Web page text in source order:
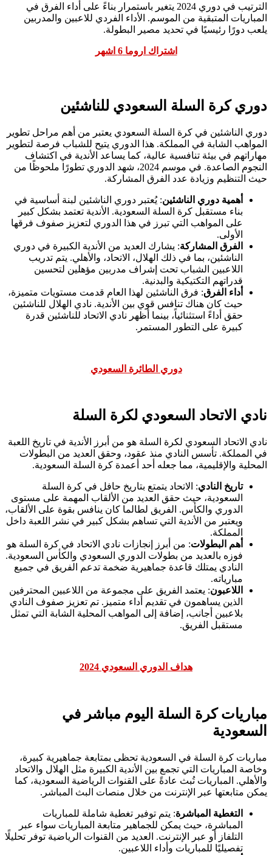
الترتيب في دوري 2024 يتغير باستمرار بناءً على أداء الفرق في
المباريات المتبقية من الموسم. الأداء الفردي للاعبين والمدربين
يلعب دورًا رئيسيًا في تحديد مصير البطولة.
اشتراك اروما 6 اشهر
دوري كرة السلة السعودي للناشئين
دوري الناشئين في كرة السلة السعودي يعتبر من أهم مراحل تطوير
المواهب الشابة في المملكة. هذا الدوري يتيح للشباب فرصة لتطوير
مهاراتهم في بيئة تنافسية عالية، كما يساعد الأندية في اكتشاف
النجوم الصاعدة. في موسم 2024، شهد الدوري تطورًا ملحوظًا من
حيث التنظيم وزيادة عدد الفرق المشاركة.
أهمية دوري الناشئين: يُعتبر دوري الناشئين لبنة أساسية في
بناء مستقبل كرة السلة السعودية. الأندية تعتمد بشكل كبير
على المواهب التي تبرز في هذا الدوري لتعزيز صفوف فرقها
الأولى.
الفرق المشاركة: يشارك العديد من الأندية الكبيرة في دوري
الناشئين، بما في ذلك الهلال، الاتحاد، والأهلي. يتم تدريب
اللاعبين الشباب تحت إشراف مدربين مؤهلين لتحسين
قدراتهم التكتيكية والبدنية.
أداء الفرق: فرق الناشئين لهذا العام قدمت مستويات متميزة،
حيث كان هناك تنافس قوي بين الأندية. نادي الهلال للناشئين
حقق أداءً استثنائياً، بينما أظهر نادي الاتحاد للناشئين قدرة
كبيرة على التطور المستمر.
دوري الطائرة السعودي
نادي الاتحاد السعودي لكرة السلة
نادي الاتحاد السعودي لكرة السلة هو من أبرز الأندية في تاريخ اللعبة
في المملكة. تأسس النادي منذ عقود، وحقق العديد من البطولات
المحلية والإقليمية، مما جعله أحد أعمدة كرة السلة السعودية.
تاريخ النادي: الاتحاد يتمتع بتاريخ حافل في كرة السلة
السعودية، حيث حقق العديد من الألقاب المهمة على مستوى
الدوري والكأس. الفريق لطالما كان ينافس بقوة على الألقاب،
ويعتبر من الأندية التي تساهم بشكل كبير في نشر اللعبة داخل
المملكة.
أهم البطولات: من أبرز إنجازات نادي الاتحاد في كرة السلة هو
فوزه بالعديد من بطولات الدوري السعودي والكأس السعودية.
النادي يمتلك قاعدة جماهيرية ضخمة تدعم الفريق في جميع
مبارياته.
اللاعبون: يعتمد الفريق على مجموعة من اللاعبين المحترفين
الذين يساهمون في تقديم أداء متميز. تم تعزيز صفوف النادي
بلاعبين أجانب، إضافة إلى المواهب المحلية الشابة التي تمثل
مستقبل الفريق.
هداف الدوري السعودي 2024
مباريات كرة السلة اليوم مباشر في
السعودية
مباريات كرة السلة في السعودية تحظى بمتابعة جماهيرية كبيرة،
وخاصة المباريات التي تجمع بين الأندية الكبيرة مثل الهلال والاتحاد
والأهلي. المباريات تُبث عادةً على القنوات الرياضية السعودية، كما
يمكن متابعتها عبر الإنترنت من خلال منصات البث المباشر.
التغطية المباشرة: يتم توفير تغطية شاملة للمباريات
المباشرة، حيث يمكن للجماهير متابعة المباريات سواء عبر
التلفاز أو عبر الإنترنت. العديد من القنوات الرياضية توفر تحليلًا
تفصيليًا للمباريات وأداء اللاعبين.